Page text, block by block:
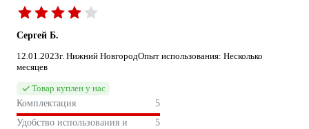
Сергей Б.
12.01.2023г. Нижний НовгородОпыт использования: Несколько
месяцев
Товар куплен у нас
Комплектация
5
Удобство использования и
5